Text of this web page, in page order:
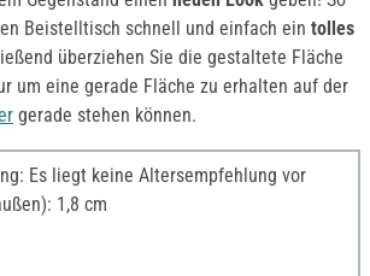
Beistelltisch schnell und einfach ein tolles
überziehen Sie die gestaltete Fläche
um eine gerade Fläche zu erhalten auf der
gerade stehen können.
Es liegt keine Altersempfehlung vor
1,8 cm